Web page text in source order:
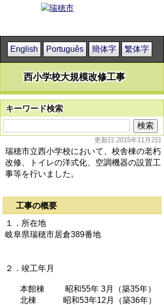
English Português 簡体字 繁体字
西小学校大規模改修工事
キーワード検索
更新日:2015年11月2日
瑞穂市立西小学校において、校舎棟の老朽
改修、トイレの洋式化、空調機器の設置工
事等を行いました。
工事の概要
１．所在地
岐阜県瑞穂市居倉389番地
２．竣工年月
本館棟 昭和55年 3月（築35年）
北棟 昭和53年12月（築36年）